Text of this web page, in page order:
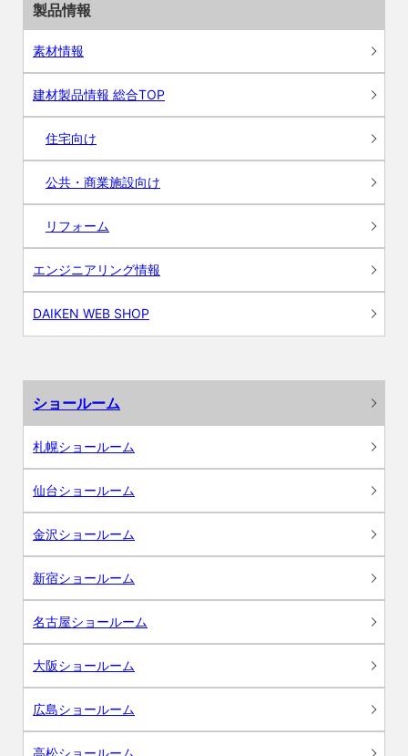
製品情報
素材情報
建材製品情報 総合TOP
住宅向け
公共・商業施設向け
リフォーム
エンジニアリング情報
DAIKEN WEB SHOP
ショールーム
札幌ショールーム
仙台ショールーム
金沢ショールーム
新宿ショールーム
名古屋ショールーム
大阪ショールーム
広島ショールーム